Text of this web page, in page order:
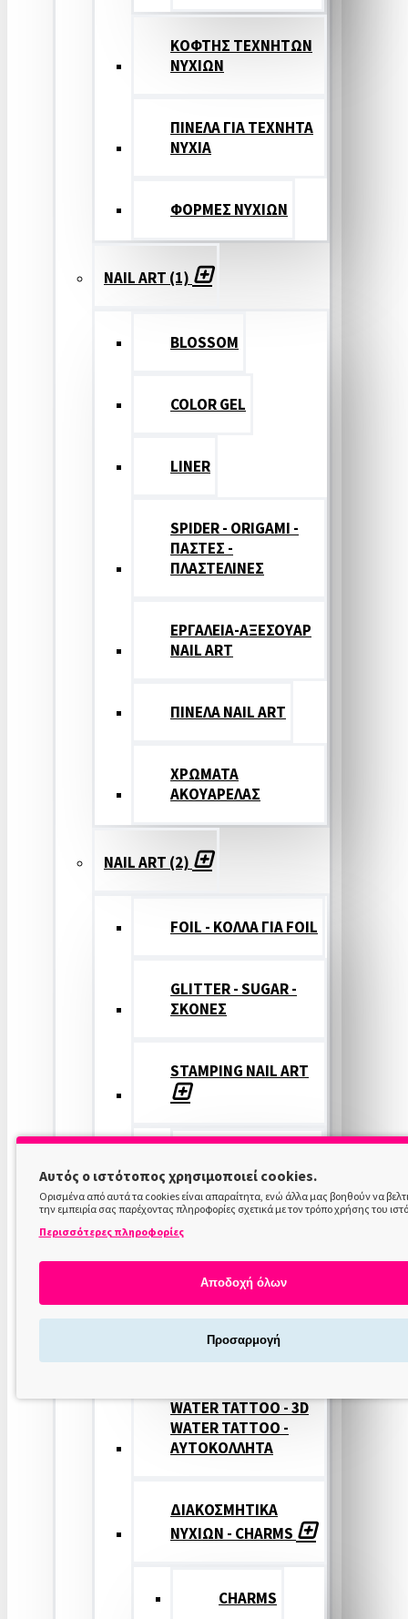
ΚΟΦΤΗΣ ΤΕΧΝΗΤΩΝ
ΝΥΧΙΩΝ
ΠΙΝΕΛΑ ΓΙΑ ΤΕΧΝΗΤΑ
ΝΥΧΙΑ
ΦΟΡΜΕΣ ΝΥΧΙΩΝ
NAIL ART (1)
BLOSSOM
COLOR GEL
LINER
SPIDER - ORIGAMI -
ΠΑΣΤΕΣ -
ΠΛΑΣΤΕΛΙΝΕΣ
ΕΡΓΑΛΕΙΑ-ΑΞΕΣΟΥΑΡ
NAIL ART
ΠΙΝΕΛΑ NAIL ART
ΧΡΩΜΑΤΑ
ΑΚΟΥΑΡΕΛΑΣ
NAIL ART (2)
FOIL - ΚΟΛΛΑ ΓΙΑ FOIL
GLITTER - SUGAR -
ΣΚΟΝΕΣ
STAMPING NAIL ART
COLOR
ΝΥΧΙΩΝ
ΣΦΡΑΓΙΔΕΣ
ΝΥΧΙΩΝ
WATER TATTOO - 3D
WATER TATTOO -
ΑΥΤΟΚΟΛΛΗΤΑ
ΔΙΑΚΟΣΜΗΤΙΚΑ
ΝΥΧΙΩΝ - CHARMS
CHARMS
Αυτός ο ιστότοπος χρησιμοποιεί cookies.
Ορισμένα από αυτά τα cookies είναι απαραίτητα, ενώ άλλα μας βοηθούν να
την εμπειρία σας παρέχοντας πληροφορίες σχετικά με τον τρόπο χρήσης του
Περισσότερες πληροφορίες
Αποδοχή όλων
Προσαρμογή